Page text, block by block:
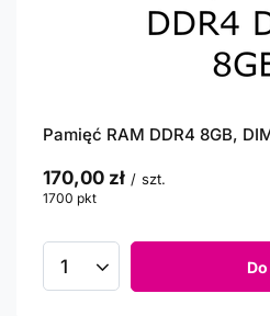
Pamięć RAM DDR4 8GB,
170,00 zł / szt.
1700 pkt